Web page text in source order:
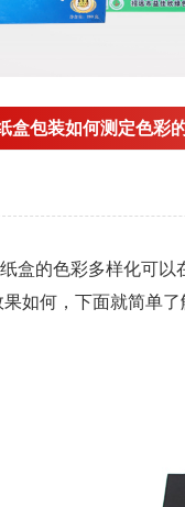
盒包装如何测定色彩
的色彩多样化可以
如何，下面就简单